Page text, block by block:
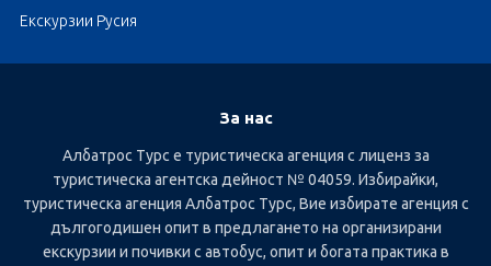
Екскурзии Русия
За нас
Албатрос Турс е туристическа агенция с лиценз за
туристическа агентска дейност № 04059. Избирайки,
туристическа агенция Албатрос Турс, Вие избирате агенция с
дългогодишен опит в предлагането на организирани
екскурзии и почивки с автобус, опит и богата практика в